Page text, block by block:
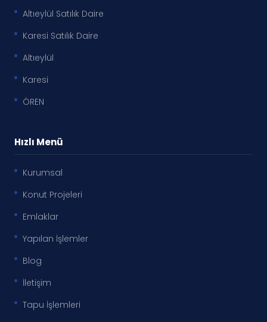
Altıeylül Satılık Daire
Karesi Satılık Daire
Altıeylül
Karesi
ÖREN
Hızlı Menü
Kurumsal
Konut Projeleri
Emlaklar
Yapılan İşlemler
Blog
İletişim
Tapu İşlemleri